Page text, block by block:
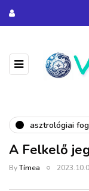
asztrológiai
A Felkelő
ByTímea